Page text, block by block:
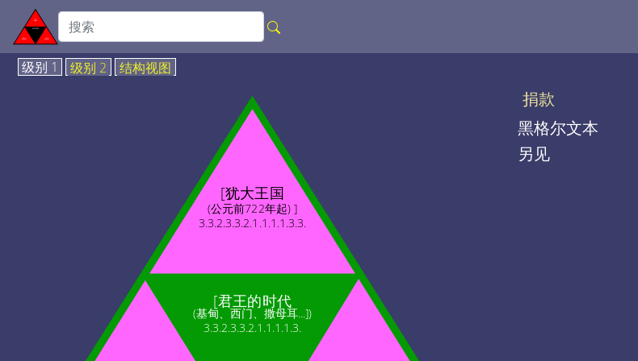
级别 1 级别 2 结构视图
[君王的时代
(基甸、西门、撒母耳...])
3.3.2.3.3.2.1.1.1.1.3.
[犹大王国
(公元前722年起) ]
3.3.2.3.3.2.1.1.1.1.3.3.
捐款
黑格尔文本
另见